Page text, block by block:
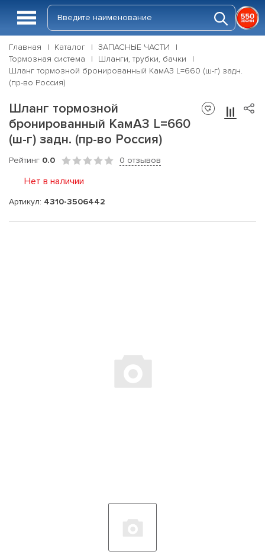
Главная Каталог
ЗАПАСНЫЕ ЧАСТИ
Тормозная система
Шланги, трубки, бачки
Шланг тормозной бронированный КамАЗ L=660 (ш-г) задн.
(пр-во Россия)
Шланг тормозной
бронированный КамАЗ L=660
(ш-г) задн. (пр-во Россия)
Рейтинг 0.0 0 отзывов
Нет в наличии
Артикул: 4310-3506442